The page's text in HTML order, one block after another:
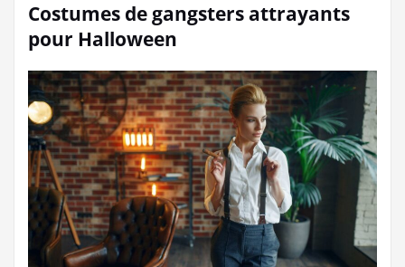
Costumes de gangsters attrayants
pour Halloween